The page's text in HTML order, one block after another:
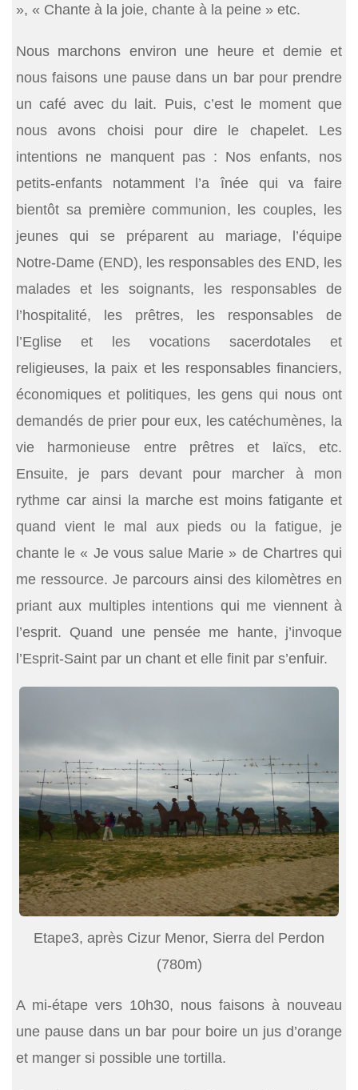
», « Chante à la joie, chante à la peine » etc.
Nous marchons environ une heure et demie et
nous faisons une pause dans un bar pour prendre
un café avec du lait. Puis, c’est le moment que
nous avons choisi pour dire le chapelet. Les
intentions ne manquent pas : Nos enfants, nos
petits-enfants notamment l’a înée qui va faire
bientôt sa première communion, les couples, les
jeunes qui se préparent au mariage, l’équipe
Notre-Dame (END), les responsables des END, les
malades et les soignants, les responsables de
l’hospitalité, les prêtres, les responsables de
l’Eglise et les vocations sacerdotales et
religieuses, la paix et les responsables financiers,
économiques et politiques, les gens qui nous ont
demandés de prier pour eux, les catéchumènes, la
vie harmonieuse entre prêtres et laïcs, etc.
Ensuite, je pars devant pour marcher à mon
rythme car ainsi la marche est moins fatigante et
quand vient le mal aux pieds ou la fatigue, je
chante le « Je vous salue Marie » de Chartres qui
me ressource. Je parcours ainsi des kilomètres en
priant aux multiples intentions qui me viennent à
l’esprit. Quand une pensée me hante, j’invoque
l’Esprit-Saint par un chant et elle finit par s’enfuir.
Etape3, après Cizur Menor, Sierra del Perdon
(780m)
A mi-étape vers 10h30, nous faisons à nouveau
une pause dans un bar pour boire un jus d’orange
et manger si possible une tortilla.